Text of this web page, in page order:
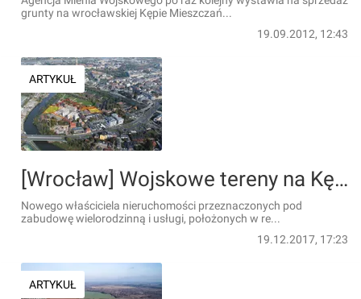
grunty na wrocławskiej Kępie Mieszczań...
19.09.2012, 12:43
ARTYKUŁ
[Wrocław] Wojskowe tereny na Kępie Mieszczańskiej idą pod młotek
Nowego właściciela nieruchomości przeznaczonych pod
zabudowę wielorodzinną i usługi, położonych w re...
19.12.2017, 17:23
ARTYKUŁ